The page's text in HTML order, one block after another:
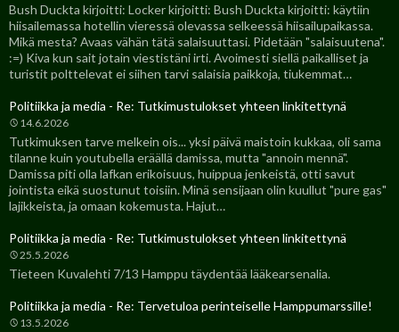
Bush Duckta kirjoitti: Locker kirjoitti: Bush Duckta kirjoitti: käytiin
hiisailemassa hotellin vieressä olevassa selkeessä hiisailupaikassa.
Mikä mesta? Avaas vähän tätä salaisuuttasi. Pidetään "salaisuutena".
:=) Kiva kun sait jotain viestistäni irti. Avoimesti siellä paikalliset ja
turistit polttelevat ei siihen tarvi salaisia paikkoja, tiukemmat…
Politiikka ja media - Re: Tutkimustulokset yhteen linkitettynä
14.6.2026
Tutkimuksen tarve melkein ois... yksi päivä maistoin kukkaa, oli sama
tilanne kuin youtubella eräällä damissa, mutta "annoin mennä".
Damissa piti olla lafkan erikoisuus, huippua jenkeistä, otti savut
jointista eikä suostunut toisiin. Minä sensijaan olin kuullut "pure gas"
lajikkeista, ja omaan kokemusta. Hajut…
Politiikka ja media - Re: Tutkimustulokset yhteen linkitettynä
25.5.2026
Tieteen Kuvalehti 7/13 Hamppu täydentää lääkearsenalia.
Politiikka ja media - Re: Tervetuloa perinteiselle Hamppumarssille!
13.5.2026